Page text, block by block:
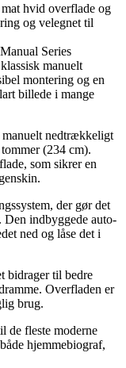
hvid overflade og
og velegnet til
Series
manuelt
montering og en
billede i mange
nedtrækkeligt
(234 cm).
som sikrer en
der gør det
indbyggede auto-
ned og låse det i
bidrager til bedre
Overfladen er
brug.
de fleste moderne
hjemmebiograf,